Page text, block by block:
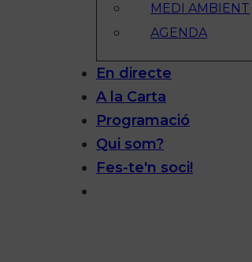
MEDI AMBIENT
AGENDA
En directe
A la Carta
Programació
Qui som?
Fes-te'n soci!